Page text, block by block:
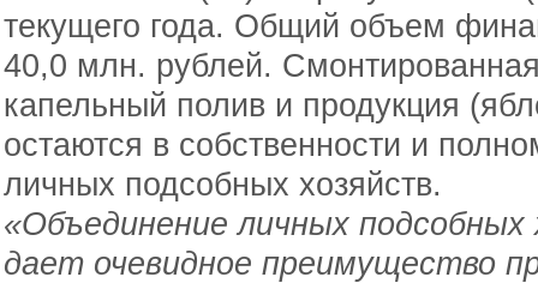
текущего года. Общий объем
40,0 млн. рублей.
капельный полив и продукция
остаются в собственности и
личных подсобных хозяйств.
«Объединение личных
дает очевидное преимущество